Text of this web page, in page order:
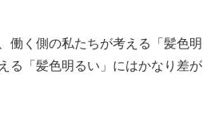
働く側の私たちが考える「髪色明
る「髪色明るい」にはかなり差が